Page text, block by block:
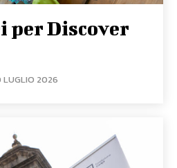
per Discover
LUGLIO 2026